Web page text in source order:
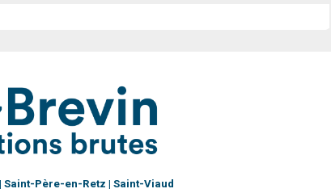
Saint-Père-en-Retz Saint-Viaud